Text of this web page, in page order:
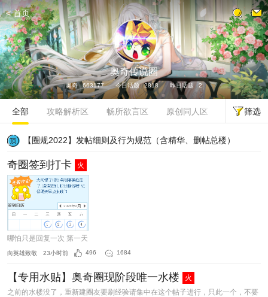
发话题
奥奇传说圈
奥奇 663177 今日话题 2818 昨日话题 2
全部 攻略解析区 畅所欲言区 原创同人区 公告资讯站
筛选
【圈规2022】发帖细则及行为规范（含精华、删帖总楼）
奇圈签到打卡 火
哪怕只是回复一次 第一天
向英雄致敬 23小时前 496 1684
【专用水贴】奥奇圈现阶段唯一水楼
火
之前的水楼没了，重新建圈友要刷经验请集中在这个帖子进行，只此一个，不要
<首页